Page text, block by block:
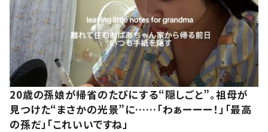
20歳の孫娘が帰省のたびにする“隠しごと”。祖母が
見つけた“まさかの光景”に……「わぁーーー！」「最高
の孫だ」「これいいですね」